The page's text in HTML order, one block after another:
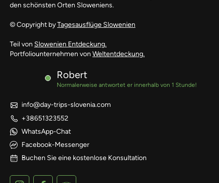
den schönsten Orten Sloweniens.
© Copyright byTagesausflüge Slowenien
Teil von Slowenien Entdeckung.
Portfoliounternehmen von Weltentdeckung.
Robert
Normalerweise antwortet er innerhalb von 1 Stunde!
info@day-trips-slovenia.com
+38651323552
WhatsApp-Chat
Facebook-Messenger
Buchen Sie eine kostenlose Konsultation